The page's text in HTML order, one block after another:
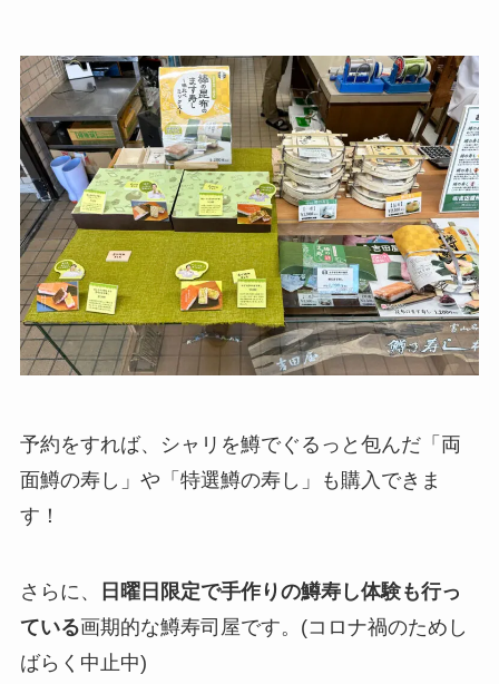
予約をすれば、シャリを鱒でぐるっと包んだ「両
面鱒の寿し」や「特選鱒の寿し」も購入できま
す！
さらに、
日曜日限定で手作りの鱒寿し体験も行っ
ている画期的な鱒寿司屋です。(コロナ禍のためし
ばらく中止中)